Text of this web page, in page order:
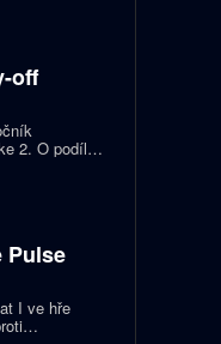
off
2. O podíl z
týmů.
Pulse
I ve hře